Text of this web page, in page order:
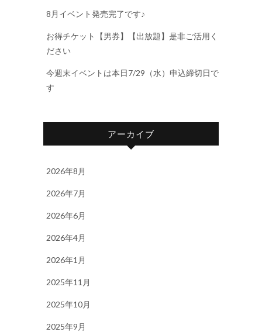
8月イベント発売完了です♪
お得チケット【男券】【出放題】是非ご活用く
ださい
今週末イベントは本日7/29（水）申込締切日で
す
アーカイブ
2026年8月
2026年7月
2026年6月
2026年4月
2026年1月
2025年11月
2025年10月
2025年9月